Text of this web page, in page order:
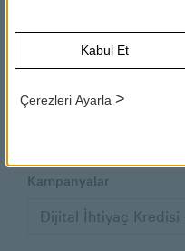
Kredi Kampanyaları
Kampanyalar
Dijital İhtiyaç Kredisi
Kabul Et
Çerezleri Ayarla >